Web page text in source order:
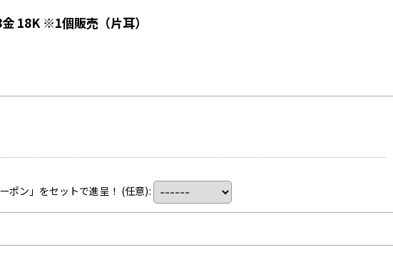
18K ※1個販売（片耳）
ポン」をセットで進呈！ (任意):